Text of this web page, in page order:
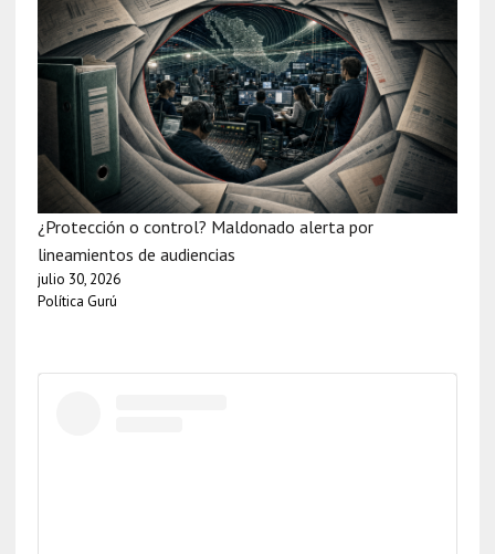
¿Protección o control? Maldonado alerta por
lineamientos de audiencias
julio 30, 2026
Política Gurú